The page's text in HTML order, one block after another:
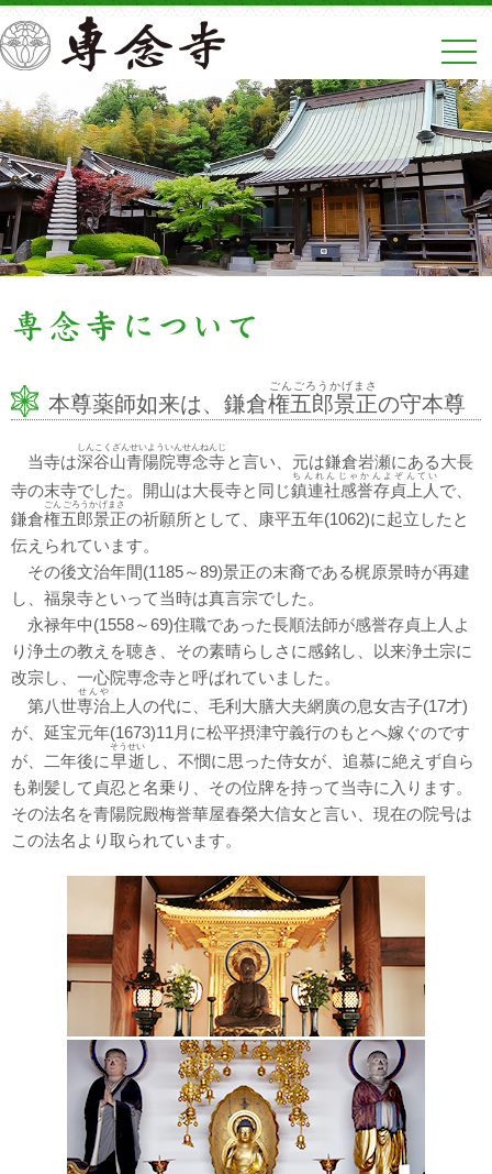
本尊薬師如来は、鎌倉権五郎景正
ごんごろうかげまさ
の守本尊
当寺は深谷山青陽院専念寺
しんこくざんせいよういんせんねんじ
と言い、元は鎌倉岩瀬にある大長
寺の末寺でした。開山は大長寺と同じ鎮連社感誉存貞上人
ちんれんじゃかんよぞんてい
で、
鎌倉権五郎景正
ごんごろうかげまさ
の祈願所として、康平五年(1062)に起立したと
伝えられています。
その後文治年間(1185～89)景正の末裔である梶原景時が再建
し、福泉寺といって当時は真言宗でした。
永禄年中(1558～69)住職であった長順法師が感誉存貞上人よ
り浄土の教えを聴き、その素晴らしさに感銘し、以来浄土宗に
改宗し、一心院専念寺と呼ばれていました。
第八世専治
せんや
上人の代に、毛利大膳大夫網廣の息女吉子(17才)
が、延宝元年(1673)11月に松平摂津守義行のもとへ嫁ぐのです
が、二年後に早逝
そうせい
し、不憫に思った侍女が、追慕に絶えず自ら
も剃髪して貞忍と名乗り、その位牌を持って当寺に入ります。
その法名を青陽院殿梅誉華屋春榮大信女と言い、現在の院号は
この法名より取られています。